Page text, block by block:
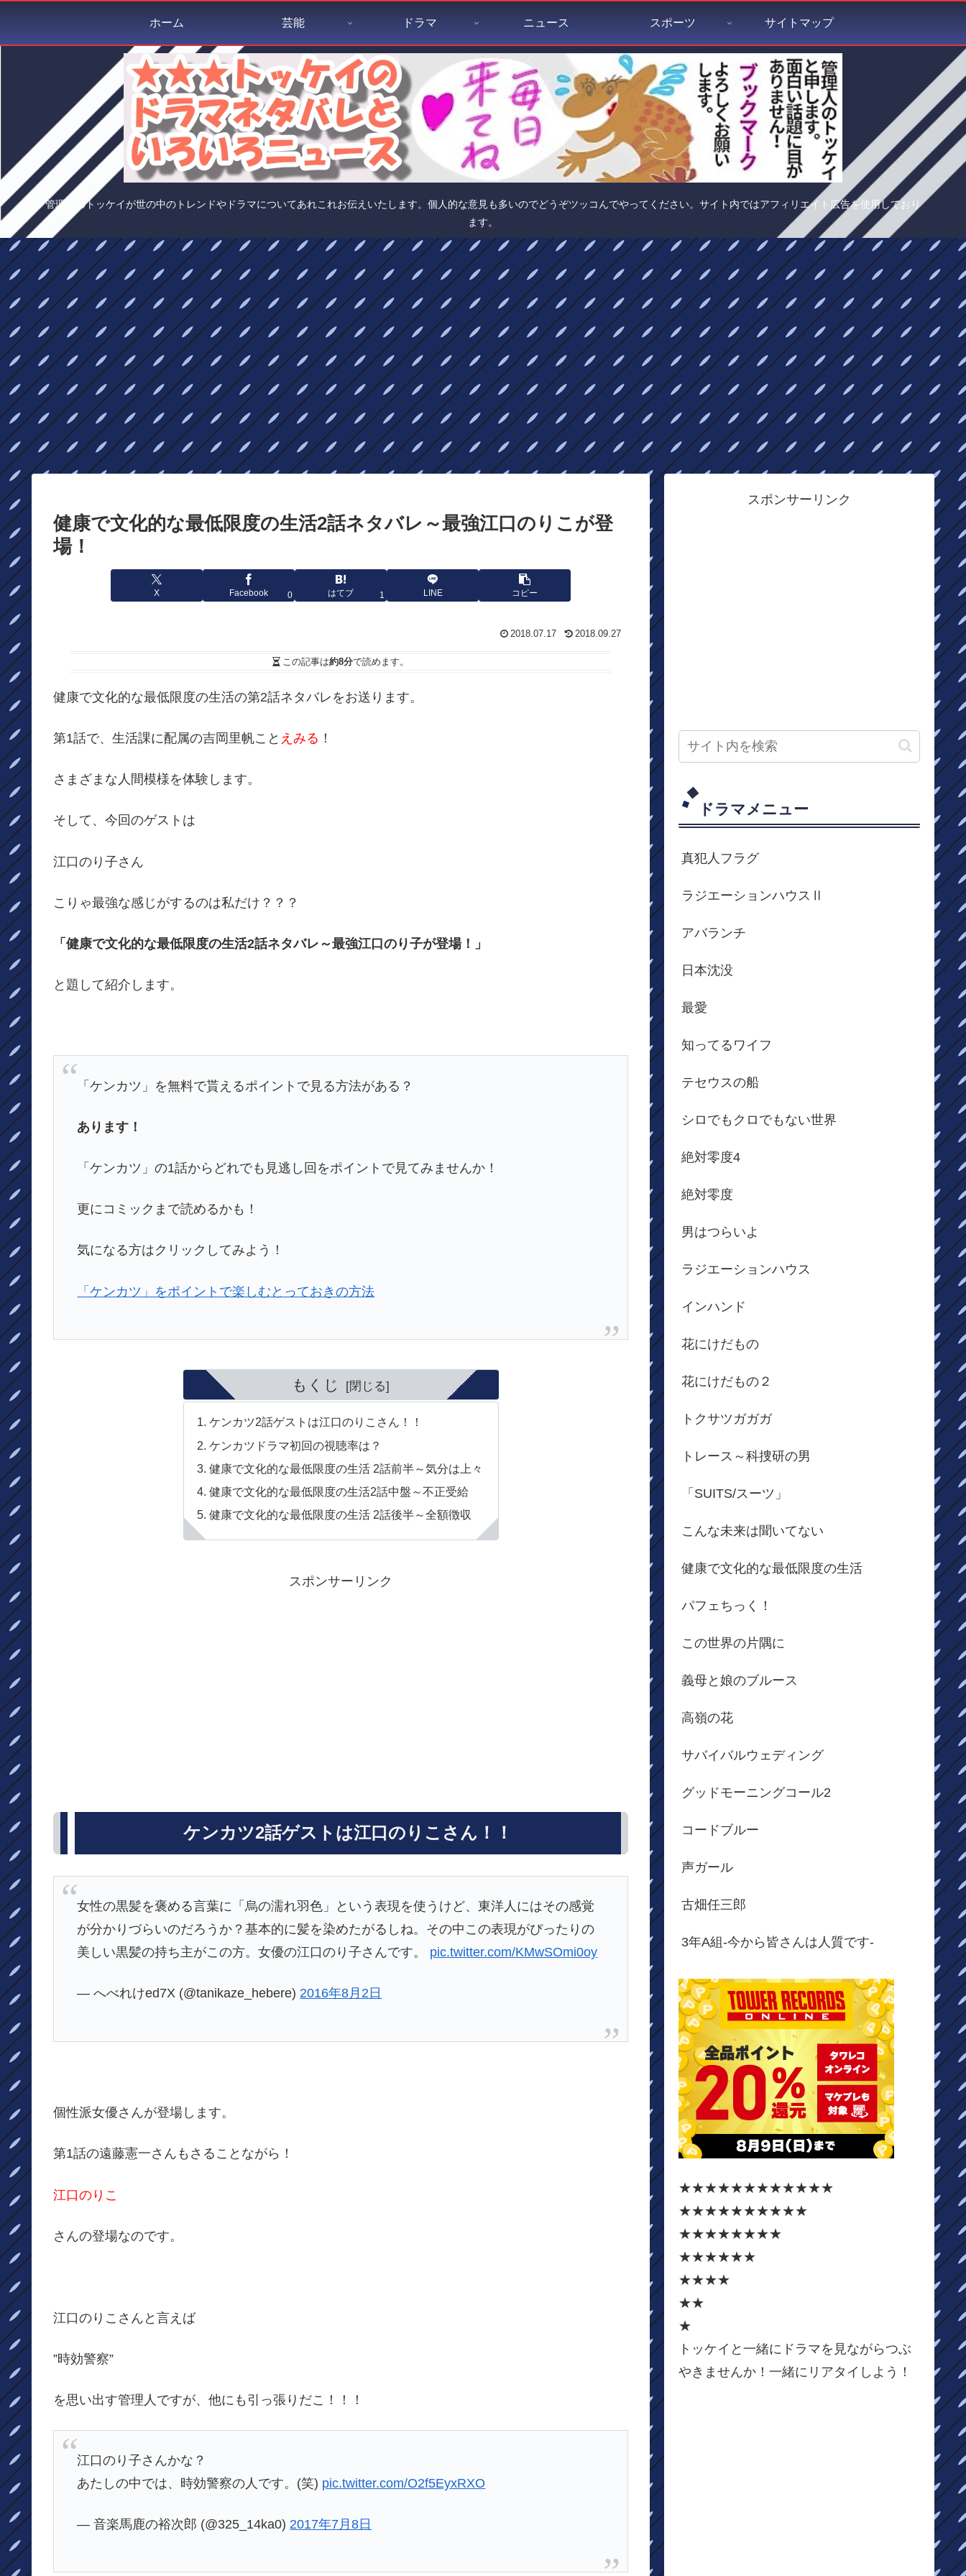
管理人のトッケイが世の中のトレンドやドラマについてあれこれお伝えいたします。個人的な意見も多いのでどうぞツッコんでやってください。サイト内ではアフィリエイト広告を使用しており
ます。
ホーム 芸能 ドラマ ニュース スポーツ サイトマップ
健康で文化的な最低限度の生活2話ネタバレ～最強江口のりこが登
場！
X Facebook 0 はてブ 1 LINE コピー
2018.07.17 2018.09.27
この記事は約8分で読めます。
健康で文化的な最低限度の生活の第2話ネタバレをお送ります。
第1話で、生活課に配属の吉岡里帆こと えみる ！
さまざまな人間模様を体験します。
そして、今回のゲストは
江口のり子さん
こりゃ最強な感じがするのは私だけ？？？
「健康で文化的な最低限度の生活2話ネタバレ～最強江口のり子が登場！」
と題して紹介します。
「ケンカツ」を無料で貰えるポイントで見る方法がある？
あります！
「ケンカツ」の1話からどれでも見逃し回をポイントで見てみませんか！
更にコミックまで読めるかも！
気になる方はクリックしてみよう！
「ケンカツ」をポイントで楽しむとっておきの方法
もくじ
ケンカツ2話ゲストは江口のりこさん！！
ケンカツドラマ初回の視聴率は？
健康で文化的な最低限度の生活 2話前半～気分は上々
健康で文化的な最低限度の生活2話中盤～不正受給
健康で文化的な最低限度の生活 2話後半～全額徴収
スポンサーリンク
ケンカツ2話ゲストは江口のりこさん！！
女性の黒髪を褒める言葉に「烏の濡れ羽色」という表現を使うけど、東洋人にはその感覚
が分かりづらいのだろうか？基本的に髪を染めたがるしね。その中この表現がぴったりの
美しい黒髪の持ち主がこの方。女優の江口のり子さんです。 pic.twitter.com/KMwSOmi0oy
— へべれけed7X (@tanikaze_hebere) 2016年8月2日
個性派女優さんが登場します。
第1話の遠藤憲一さんもさることながら！
江口のりこ
さんの登場なのです。
江口のりこさんと言えば
”時効警察”
を思い出す管理人ですが、他にも引っ張りだこ！！！
江口のり子さんかな？
あたしの中では、時効警察の人です。(笑) pic.twitter.com/O2f5EyxRXO
— 音楽馬鹿の裕次郎 (@325_14ka0) 2017年7月8日
スポンサーリンク
ドラマメニュー
真犯人フラグ
ラジエーションハウスⅡ
アバランチ
日本沈没
最愛
知ってるワイフ
テセウスの船
シロでもクロでもない世界
絶対零度4
絶対零度
男はつらいよ
ラジエーションハウス
インハンド
花にけだもの
花にけだもの２
トクサツガガガ
トレース～科捜研の男
「SUITS/スーツ」
こんな未来は聞いてない
健康で文化的な最低限度の生活
パフェちっく！
この世界の片隅に
義母と娘のブルース
高嶺の花
サバイバルウェディング
グッドモーニングコール2
コードブルー
声ガール
古畑任三郎
3年A組-今から皆さんは人質です-
★★★★★★★★★★★★
★★★★★★★★★★
★★★★★★★★
★★★★★★
★★★★
★★
★
トッケイと一緒にドラマを見ながらつぶ
やきませんか！一緒にリアタイしよう！